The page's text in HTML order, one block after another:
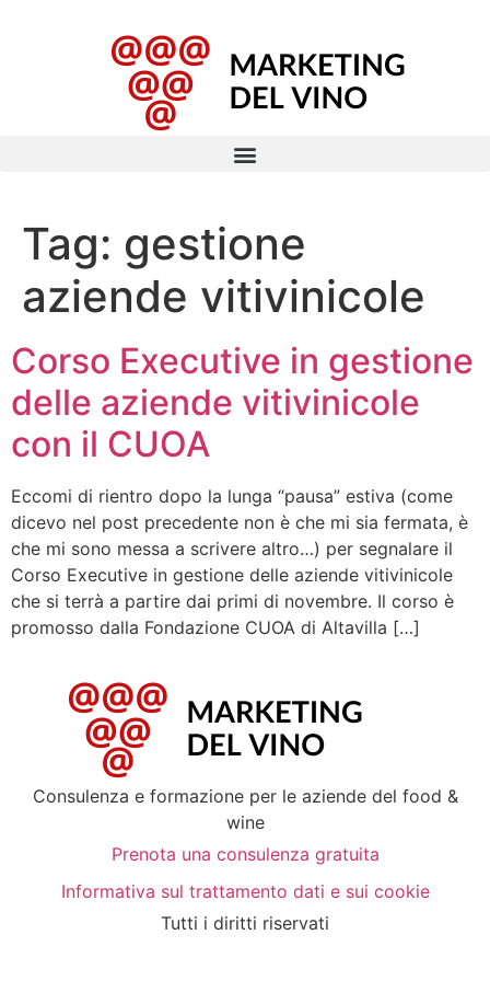
Tag: gestione
aziende vitivinicole
Corso Executive in gestione
delle aziende vitivinicole
con il CUOA
Eccomi di rientro dopo la lunga “pausa” estiva (come
dicevo nel post precedente non è che mi sia fermata, è
che mi sono messa a scrivere altro…) per segnalare il
Corso Executive in gestione delle aziende vitivinicole
che si terrà a partire dai primi di novembre. Il corso è
promosso dalla Fondazione CUOA di Altavilla […]
Consulenza e formazione per le aziende del food &
wine
Prenota una consulenza gratuita
Informativa sul trattamento dati e sui cookie
Tutti i diritti riservati